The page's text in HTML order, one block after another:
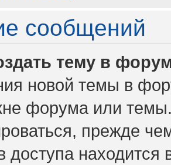
сообщений
тему в
новой темы в
форума или
прежде
доступа